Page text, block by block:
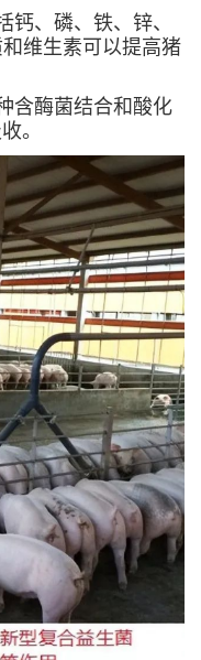
钙、磷、铁、锌、
维生素可以提高猪
含酶菌结合和酸化
。